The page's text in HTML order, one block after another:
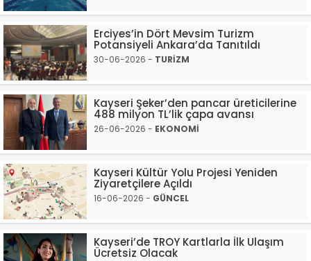
Erciyes’in Dört Mevsim Turizm
Potansiyeli Ankara’da Tanıtıldı
30-06-2026 - TURİZM
Kayseri Şeker’den pancar üreticilerine
488 milyon TL’lik çapa avansı
26-06-2026 - EKONOMİ
Kayseri Kültür Yolu Projesi Yeniden
Ziyaretçilere Açıldı
16-06-2026 - GÜNCEL
Kayseri’de TROY Kartlarla İlk Ulaşım
Ücretsiz Olacak